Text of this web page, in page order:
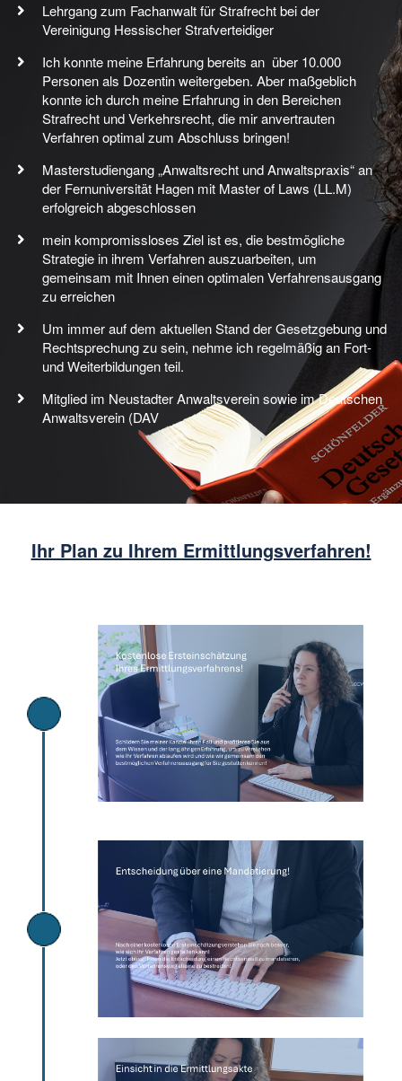
Lehrgang zum Fachanwalt für Strafrecht bei der
Vereinigung Hessischer Strafverteidiger
Ich konnte meine Erfahrung bereits an über 10.000
Personen als Dozentin weitergeben. Aber maßgeblich
konnte ich durch meine Erfahrung in den Bereichen
Strafrecht und Verkehrsrecht, die mir anvertrauten
Verfahren optimal zum Abschluss bringen!
Masterstudiengang „Anwaltsrecht und Anwaltspraxis“ an
der Fernuniversität Hagen mit Master of Laws (LL.M)
erfolgreich abgeschlossen
mein kompromissloses Ziel ist es, die bestmögliche
Strategie in ihrem Verfahren auszuarbeiten, um
gemeinsam mit Ihnen einen optimalen Verfahrensausgang
zu erreichen
Um immer auf dem aktuellen Stand der Gesetzgebung und
Rechtsprechung zu sein, nehme ich regelmäßig an Fort-
und Weiterbildungen teil.
Mitglied im Neustadter Anwaltsverein sowie im Deutschen
Anwaltsverein (DAV
Ihr Plan zu Ihrem Ermittlungsverfahren!